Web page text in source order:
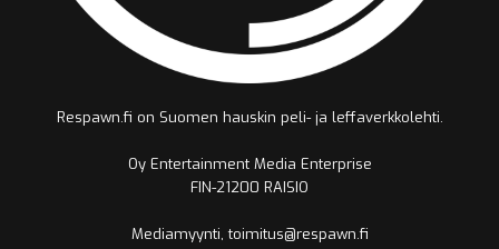
Respawn.fi on Suomen hauskin peli- ja leffaverkkolehti.
Oy Entertainment Media Enterprise
FIN-21200 RAISIO
Mediamyynti, toimitus@respawn.fi